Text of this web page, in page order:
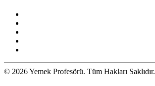
© 2026 Yemek Profesörü. Tüm Hakları Saklıdır.